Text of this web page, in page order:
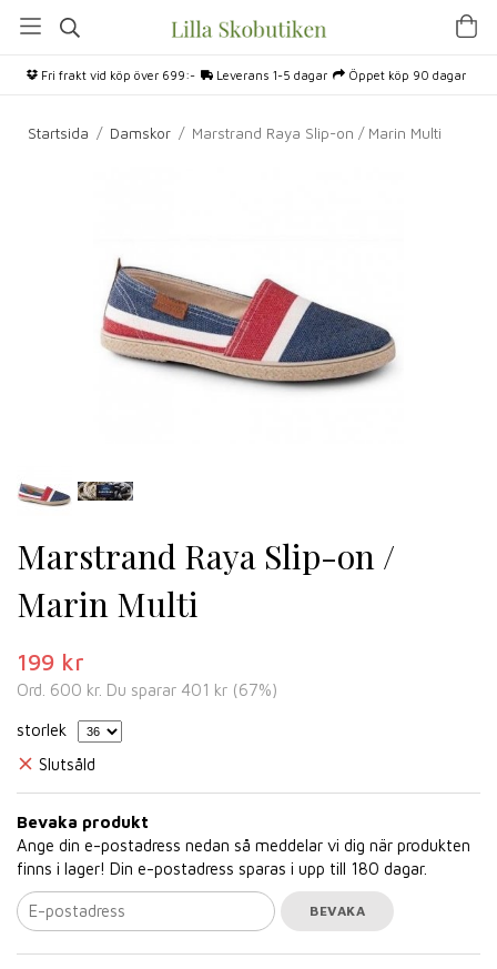
Fri frakt vid köp över 699:- Leverans 1-5 dagar Öppet köp 90 dagar
Startsida / Damskor / Marstrand Raya Slip-on / Marin Multi
Marstrand Raya Slip-on /
Marin Multi
199 kr
Ord. 600 kr. Du sparar 401 kr (67%)
storlek
Slutsåld
Bevaka produkt
Ange din e-postadress nedan så meddelar vi dig när produkten
finns i lager! Din e-postadress sparas i upp till 180 dagar.
BEVAKA